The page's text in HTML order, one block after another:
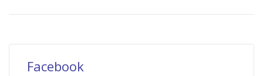
Facebook